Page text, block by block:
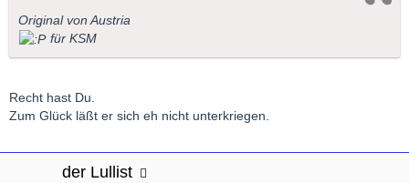
Original von Austria
für KSM
Recht hast Du.
Zum Glück läßt er sich eh nicht unterkriegen.
der Lullist